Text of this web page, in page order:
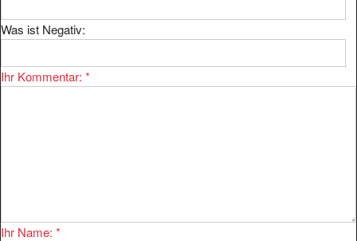
Was ist Negativ:
Ihr Kommentar: *
Ihr Name: *